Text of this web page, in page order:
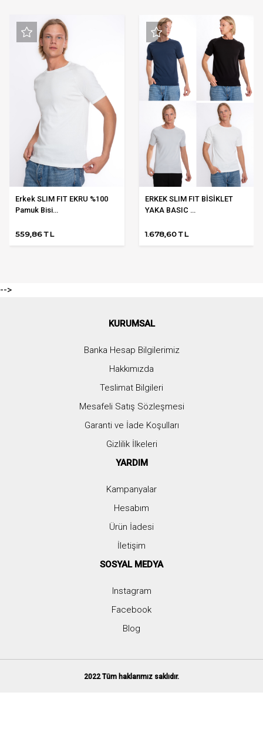
Erkek SLIM FIT EKRU %100
Pamuk Bisi...
559,86 TL
ERKEK SLIM FIT BİSİKLET
YAKA BASIC ...
1.678,60 TL
-->
KURUMSAL
Banka Hesap Bilgilerimiz
Hakkımızda
Teslimat Bilgileri
Mesafeli Satış Sözleşmesi
Garanti ve İade Koşulları
Gizlilik İlkeleri
YARDIM
Kampanyalar
Hesabım
Ürün İadesi
İletişim
SOSYAL MEDYA
Instagram
Facebook
Blog
2022 Tüm haklarımız saklıdır.